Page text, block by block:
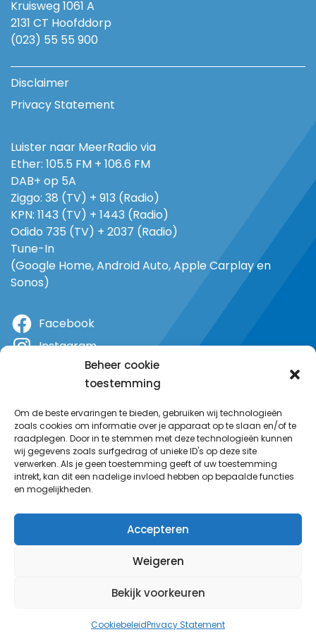
Beheer cookie
toestemming
Om de beste ervaringen te bieden, gebruiken wij technologieën
zoals cookies om informatie over je apparaat op te slaan en/of te
raadplegen. Door in te stemmen met deze technologieën kunnen
wij gegevens zoals surfgedrag of unieke ID's op deze site
verwerken. Als je geen toestemming geeft of uw toestemming
intrekt, kan dit een nadelige invloed hebben op bepaalde functies
en mogelijkheden.
Accepteren
Weigeren
Bekijk voorkeuren
CookiebeleidPrivacy Statement
Kruisweg 1061 A
2131 CT Hoofddorp
(023) 55 55 900
Disclaimer
Privacy Statement
Luister naar MeerRadio via
Ether: 105.5 FM + 106.6 FM
DAB+ op 5A
Ziggo: 38 (TV) + 913 (Radio)
KPN: 1143 (TV) + 1443 (Radio)
Odido 735 (TV) + 2037 (Radio)
Tune-In
(Google Home, Android Auto, Apple Carplay en
Sonos)
Facebook
Instagram
YouTube
© MeerRadio 2025